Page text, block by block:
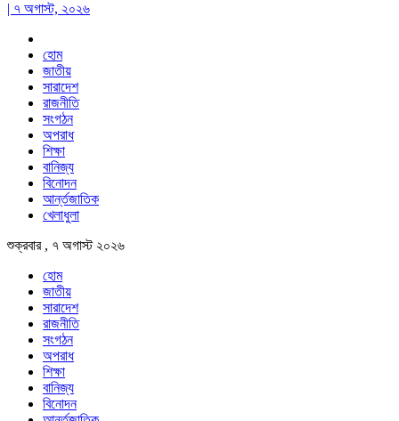
| ৭ অগাস্ট, ২০২৬
হোম
জাতীয়
সারাদেশ
রাজনীতি
সংগঠন
অপরাধ
শিক্ষা
বানিজ্য
বিনোদন
আর্ন্তজাতিক
খেলাধুলা
শুক্রবার , ৭ অগাস্ট ২০২৬
হোম
জাতীয়
সারাদেশ
রাজনীতি
সংগঠন
অপরাধ
শিক্ষা
বানিজ্য
বিনোদন